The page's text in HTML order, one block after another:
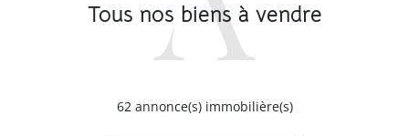
Tous nos biens à vendre
62annonce(s) immobilière(s)